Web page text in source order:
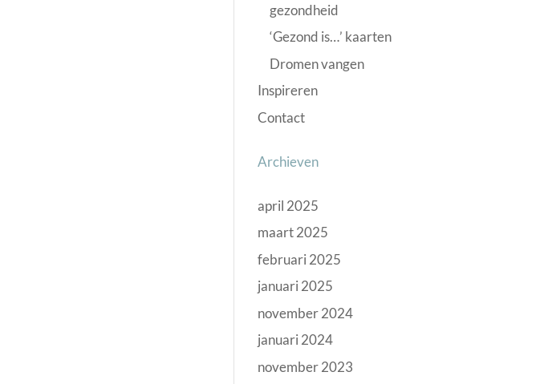
gezondheid
‘Gezond is…’ kaarten
Dromen vangen
Inspireren
Contact
Archieven
april 2025
maart 2025
februari 2025
januari 2025
november 2024
januari 2024
november 2023